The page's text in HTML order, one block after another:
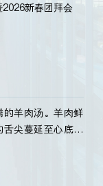
新春团拜会
羊肉汤。羊肉鲜
尖蔓延至心底。